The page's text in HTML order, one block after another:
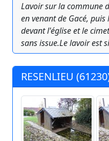
Lavoir sur la commune
en venant de Gacé,
devant l'église et le
sans issue.Le lavoir est
RESENLIEU